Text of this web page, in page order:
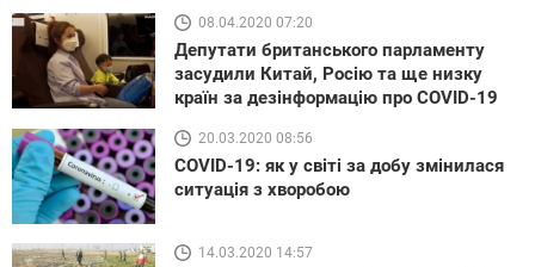
08.04.2020 07:20
Депутати британського парламенту
засудили Китай, Росію та ще низку
країн за дезінформацію про COVID-19
20.03.2020 08:56
COVID-19: як у світі за добу змінилася
ситуація з хворобою
14.03.2020 14:57